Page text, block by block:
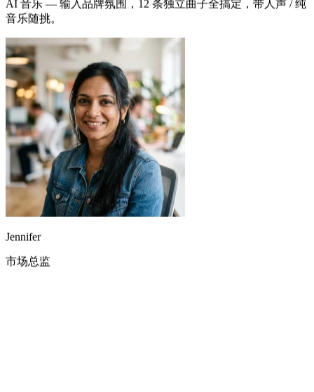
团队两天内要为 12 条社交广告找背景音乐。我们用 MixVoice
音乐随挑。
Jennifer
用 AI 翻唱生成器把一首老民谣重新做成 Lo-fi 嘻哈版给视频
用，效果惊艳，还省下了一大笔授权费。